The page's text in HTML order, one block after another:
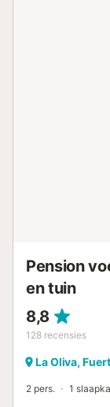
Pension
en tuin
8,8
128 recensies
La Oliva,
2 pers. 1